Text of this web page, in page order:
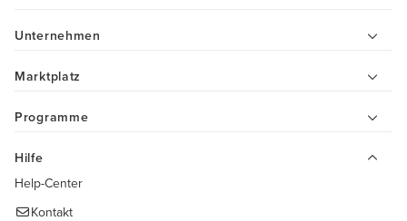
Unternehmen
Marktplatz
Programme
Hilfe
Help-Center
Kontakt